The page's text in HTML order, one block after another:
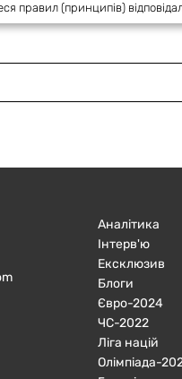
правил (принципів)
Аналітика
Інтерв'ю
Ексклюзив
Блоги
Євро-2024
ЧC-2022
Ліга націй
Олімпіада-